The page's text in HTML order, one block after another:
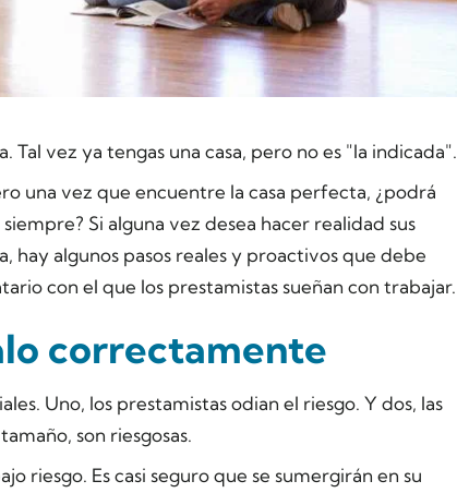
Tal vez ya tengas una casa, pero no es "la indicada".
una vez que encuentre la casa perfecta, ¿podrá
Si alguna vez desea hacer realidad sus
hay algunos pasos reales y proactivos que debe
con el que los prestamistas sueñan con trabajar.
correctamente
Uno, los prestamistas odian el riesgo. Y dos, las
son riesgosas.
riesgo. Es casi seguro que se sumergirán en su